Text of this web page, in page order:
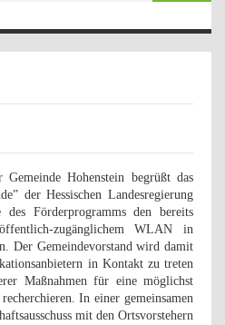
Gemeinde Hohenstein begrüßt das
der Hessischen Landesregierung
Förderprogramms den bereits
zugänglichem WLAN in
Der Gemeindevorstand wird damit
in Kontakt zu treten
Maßnahmen für eine möglichst
In einer gemeinsamen
mit den Ortsvorstehern